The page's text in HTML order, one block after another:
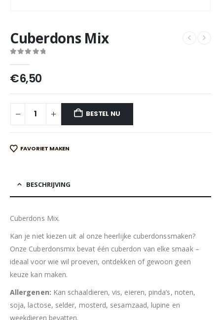
Cuberdons Mix
€6,50
BESTEL NU
FAVORIET MAKEN
BESCHRIJVING
Cuberdons Mix.
Kan je niet kiezen uit al onze heerlijke cuberdonssmaken?
Onze Cuberdonsmix bevat één cuberdon van elke smaak –
ideaal voor wie wil proeven, ontdekken of gewoon geen
keuze kan maken.
Allergenen: Kan schaaldieren, vis, eieren, pinda’s, noten,
soja, lactose, selder, mosterd, sesamzaad, lupine en
weekdieren bevatten.